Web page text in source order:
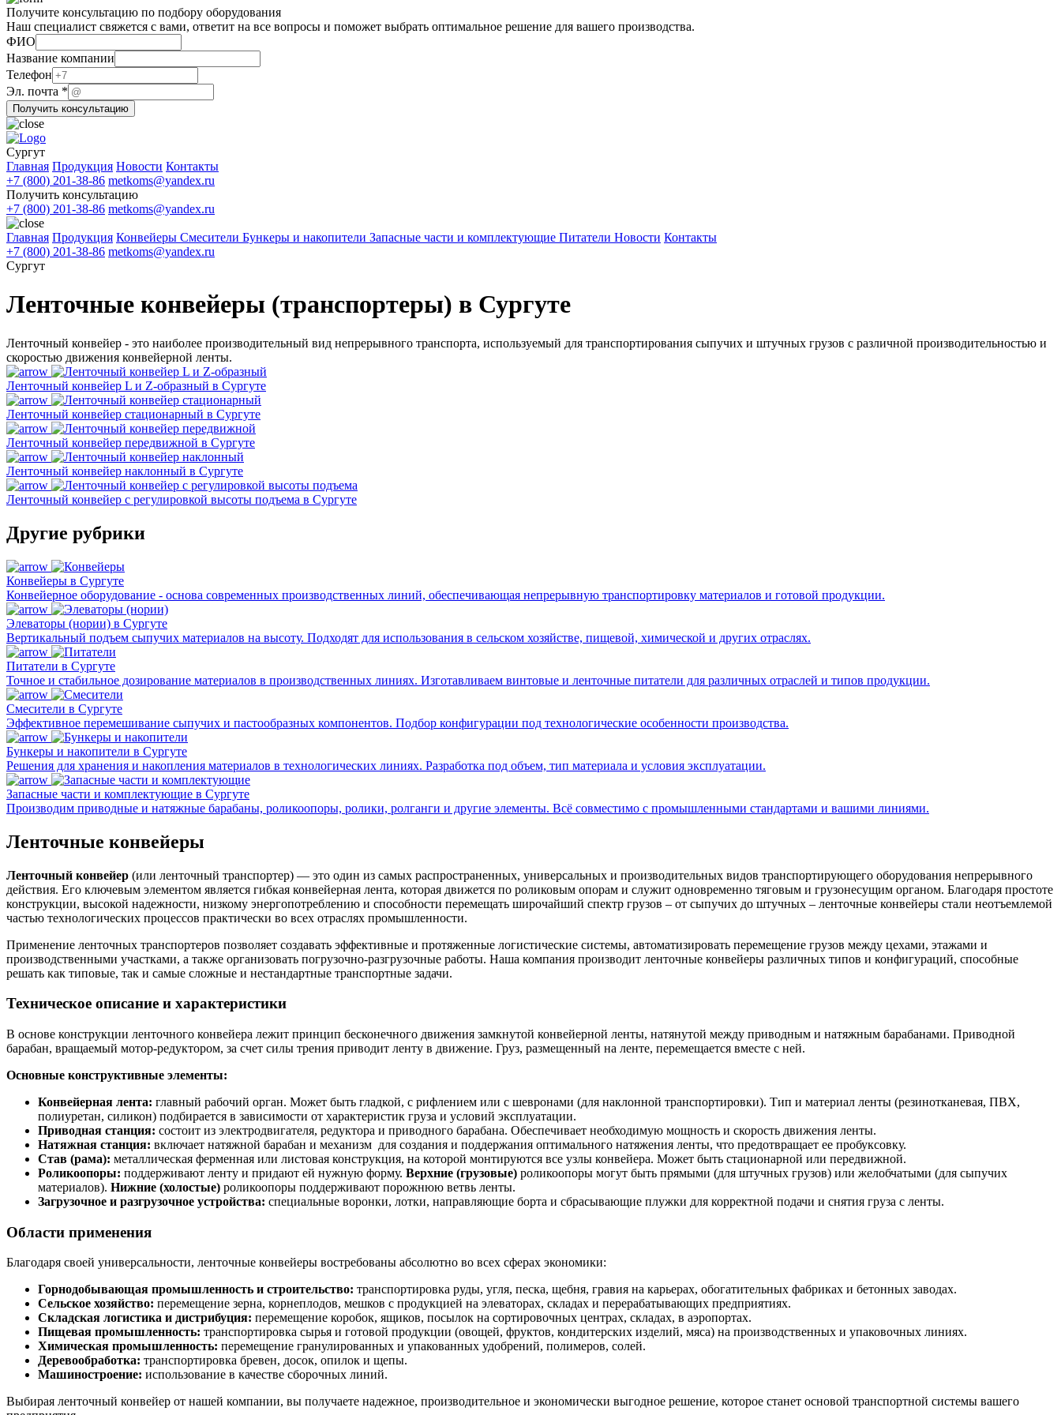
Получите консультацию по подбору оборудования
Наш специалист свяжется с вами, ответит на все вопросы и поможет выбрать оптимальное решение для вашего производства.
ФИО
Название компании
Эл.
ФИО
Телефон
Телефон
Эл. почта *
Получить консультацию
Сургут
Главная Продукция Новости Контакты
+7 (800) 201-38-86 metkoms@yandex.ru
Получить консультацию
+7 (800) 201-38-86 metkoms@yandex.ru
Главная Продукция Конвейеры Смесители Бункеры и накопители Запасные части и комплектующие Питатели Новости Контакты
+7 (800) 201-38-86 metkoms@yandex.ru
Сургут
Ленточные конвейеры (транспортеры) в Сургуте
Ленточный конвейер - это наиболее производительный вид непрерывного транспорта, используемый для транспортирования сыпучих и штучных грузов с различной производительностью и
скоростью движения конвейерной ленты.
Ленточный конвейер L и Z-образный в Сургуте
Ленточный конвейер стационарный в Сургуте
Ленточный конвейер передвижной в Сургуте
Ленточный конвейер наклонный в Сургуте
Ленточный конвейер с регулировкой высоты подъема в Сургуте
Другие рубрики
Конвейеры в Сургуте
Конвейерное оборудование - основа современных производственных линий, обеспечивающая непрерывную транспортировку материалов и готовой продукции.
Элеваторы (нории) в Сургуте
Вертикальный подъем сыпучих материалов на высоту. Подходят для использования в сельском хозяйстве, пищевой, химической и других отраслях.
Питатели в Сургуте
Точное и стабильное дозирование материалов в производственных линиях. Изготавливаем винтовые и ленточные питатели для различных отраслей и типов продукции.
Смесители в Сургуте
Эффективное перемешивание сыпучих и пастообразных компонентов. Подбор конфигурации под технологические особенности производства.
Бункеры и накопители в Сургуте
Решения для хранения и накопления материалов в технологических линиях. Разработка под объем, тип материала и условия эксплуатации.
Запасные части и комплектующие в Сургуте
Производим приводные и натяжные барабаны, роликоопоры, ролики, ролганги и другие элементы. Всё совместимо с промышленными стандартами и вашими линиями.
Ленточные конвейеры
Ленточный конвейер (или ленточный транспортер) — это один из самых распространенных, универсальных и производительных видов транспортирующего оборудования непрерывного
действия. Его ключевым элементом является гибкая конвейерная лента, которая движется по роликовым опорам и служит одновременно тяговым и грузонесущим органом. Благодаря простоте
конструкции, высокой надежности, низкому энергопотреблению и способности перемещать широчайший спектр грузов – от сыпучих до штучных – ленточные конвейеры стали неотъемлемой
частью технологических процессов практически во всех отраслях промышленности.
Применение ленточных транспортеров позволяет создавать эффективные и протяженные логистические системы, автоматизировать перемещение грузов между цехами, этажами и
производственными участками, а также организовать погрузочно-разгрузочные работы. Наша компания производит ленточные конвейеры различных типов и конфигураций, способные
решать как типовые, так и самые сложные и нестандартные транспортные задачи.
Техническое описание и характеристики
В основе конструкции ленточного конвейера лежит принцип бесконечного движения замкнутой конвейерной ленты, натянутой между приводным и натяжным барабанами. Приводной
барабан, вращаемый мотор-редуктором, за счет силы трения приводит ленту в движение. Груз, размещенный на ленте, перемещается вместе с ней.
Основные конструктивные элементы:
Конвейерная лента: главный рабочий орган. Может быть гладкой, с рифлением или с шевронами (для наклонной транспортировки). Тип и материал ленты (резинотканевая, ПВХ,
полиуретан, силикон) подбирается в зависимости от характеристик груза и условий эксплуатации.
Приводная станция: состоит из электродвигателя, редуктора и приводного барабана. Обеспечивает необходимую мощность и скорость движения ленты.
Натяжная станция: включает натяжной барабан и механизм для создания и поддержания оптимального натяжения ленты, что предотвращает ее пробуксовку.
Став (рама): металлическая ферменная или листовая конструкция, на которой монтируются все узлы конвейера. Может быть стационарной или передвижной.
Роликоопоры: поддерживают ленту и придают ей нужную форму. Верхние (грузовые) роликоопоры могут быть прямыми (для штучных грузов) или желобчатыми (для сыпучих
материалов). Нижние (холостые) роликоопоры поддерживают порожнюю ветвь ленты.
Загрузочное и разгрузочное устройства: специальные воронки, лотки, направляющие борта и сбрасывающие плужки для корректной подачи и снятия груза с ленты.
Области применения
Благодаря своей универсальности, ленточные конвейеры востребованы абсолютно во всех сферах экономики:
Горнодобывающая промышленность и строительство: транспортировка руды, угля, песка, щебня, гравия на карьерах, обогатительных фабриках и бетонных заводах.
Сельское хозяйство: перемещение зерна, корнеплодов, мешков с продукцией на элеваторах, складах и перерабатывающих предприятиях.
Складская логистика и дистрибуция: перемещение коробок, ящиков, посылок на сортировочных центрах, складах, в аэропортах.
Пищевая промышленность: транспортировка сырья и готовой продукции (овощей, фруктов, кондитерских изделий, мяса) на производственных и упаковочных линиях.
Химическая промышленность: перемещение гранулированных и упакованных удобрений, полимеров, солей.
Деревообработка: транспортировка бревен, досок, опилок и щепы.
Машиностроение: использование в качестве сборочных линий.
Выбирая ленточный конвейер от нашей компании, вы получаете надежное, производительное и экономически выгодное решение, которое станет основой транспортной системы вашего